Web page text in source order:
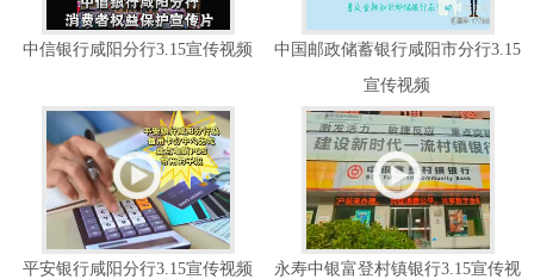
中信银行咸阳分行3.15宣传视频
中国邮政储蓄银行咸阳市分行3.15
宣传视频
平安银行咸阳分行3.15宣传视频
永寿中银富登村镇银行3.15宣传视